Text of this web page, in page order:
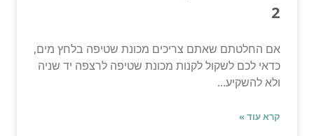
2
אם החלטתם שאתם צריכים מכונת שטיפה בלחץ מים,
כדאי לכם לשקול לקנות מכונת שטיפה לרצפה יד שניה
ולא להשקיע...
קרא עוד »